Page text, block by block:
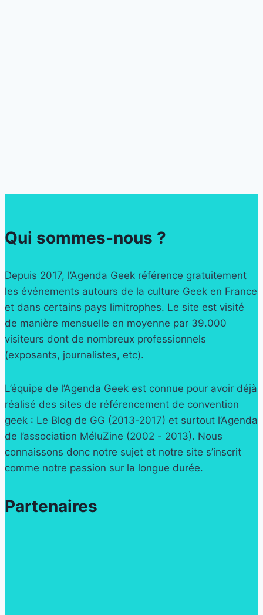
Qui sommes-nous ?
Depuis 2017, l’Agenda Geek référence gratuitement
les événements autours de la culture Geek en France
et dans certains pays limitrophes. Le site est visité
de manière mensuelle en moyenne par 39.000
visiteurs dont de nombreux professionnels
(exposants, journalistes, etc).
L’équipe de l’Agenda Geek est connue pour avoir déjà
réalisé des sites de référencement de convention
geek : Le Blog de GG (2013-2017) et surtout l’Agenda
de l’association MéluZine (2002 - 2013). Nous
connaissons donc notre sujet et notre site s’inscrit
comme notre passion sur la longue durée.
Partenaires